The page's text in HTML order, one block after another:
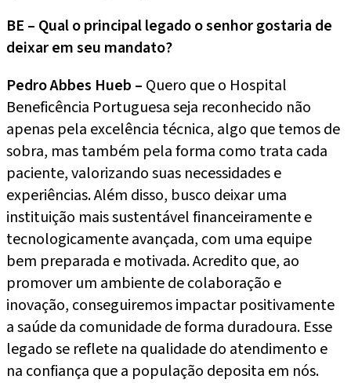
BE – Qual o principal legado o senhor gostaria de
deixar em seu mandato?
Pedro Abbes Hueb – Quero que o Hospital
Beneficência Portuguesa seja reconhecido não
apenas pela excelência técnica, algo que temos de
sobra, mas também pela forma como trata cada
paciente, valorizando suas necessidades e
experiências. Além disso, busco deixar uma
instituição mais sustentável financeiramente e
tecnologicamente avançada, com uma equipe
bem preparada e motivada. Acredito que, ao
promover um ambiente de colaboração e
inovação, conseguiremos impactar positivamente
a saúde da comunidade de forma duradoura. Esse
legado se reflete na qualidade do atendimento e
na confiança que a população deposita em nós.